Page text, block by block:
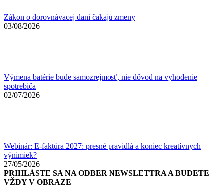
Zákon o dorovnávacej dani čakajú zmeny
03/08/2026
Výmena batérie bude samozrejmosť, nie dôvod na vyhodenie
spotrebiča
02/07/2026
Webinár: E-faktúra 2027: presné pravidlá a koniec kreatívnych
výnimiek?
27/05/2026
PRIHLÁSTE SA NA ODBER NEWSLETTRA A BUDETE
VŽDY V OBRAZE